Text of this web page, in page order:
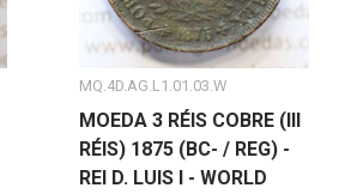
MQ.4D.AG.L1.01.03.W
MOEDA 3 RÉIS COBRE (III
RÉIS) 1875 (BC- / REG) -
REI D. LUIS I - WORLD